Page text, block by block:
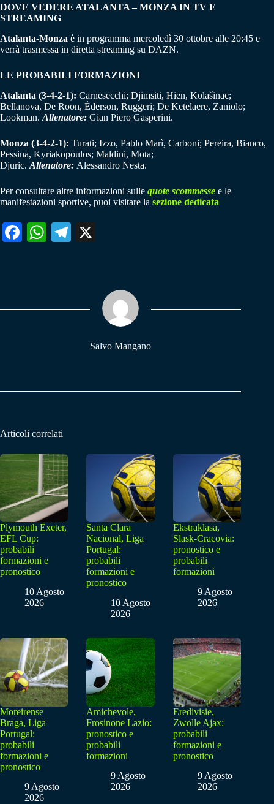
DOVE VEDERE ATALANTA – MONZA IN TV E
STREAMING
Atalanta-Monza è in programma mercoledì 30 ottobre alle 20:45 e
verrà trasmessa in diretta streaming su DAZN.
LE PROBABILI FORMAZIONI
Atalanta (3-4-2-1): Carnesecchi; Djimsiti, Hien, Kolašinac;
Bellanova, De Roon, Éderson, Ruggeri; De Ketelaere, Zaniolo;
Lookman. Allenatore: Gian Piero Gasperini.
Monza (3-4-2-1): Turati; Izzo, Pablo Marì, Carboni; Pereira, Bianco,
Pessina, Kyriakopoulos; Maldini, Mota;
Djuric. Allenatore: Alessandro Nesta.
Per consultare altre informazioni sulle quote scommesse e le
manifestazioni sportive, puoi visitare la sezione dedicata
Fa W
pp
Te
m
Salvo Mangano
Articoli correlati
Plymouth Exeter,
EFL Cup:
probabili
formazioni e
pronostico
10 Agosto
2026
Santa Clara
Nacional, Liga
Portugal:
probabili
formazioni e
pronostico
10 Agosto
2026
Ekstraklasa,
Slask-Cracovia:
pronostico e
probabili
formazioni
9 Agosto
2026
Moreirense
Braga, Liga
Portugal:
probabili
formazioni e
pronostico
9 Agosto
2026
Amichevole,
Frosinone Lazio:
pronostico e
probabili
formazioni
9 Agosto
2026
Eredivisie,
Zwolle Ajax:
probabili
formazioni e
pronostico
9 Agosto
2026